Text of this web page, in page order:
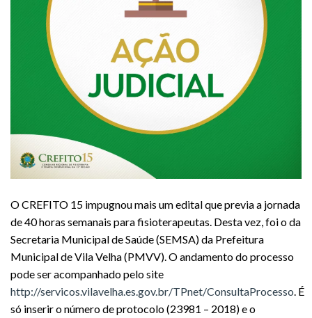
O CREFITO 15 impugnou mais um edital que previa a jornada
de 40 horas semanais para fisioterapeutas. Desta vez, foi o da
Secretaria Municipal de Saúde (SEMSA) da Prefeitura
Municipal de Vila Velha (PMVV). O andamento do processo
pode ser acompanhado pelo site
http://servicos.vilavelha.es.gov.br/TPnet/ConsultaProcesso . É
só inserir o número de protocolo (23981 – 2018) e o